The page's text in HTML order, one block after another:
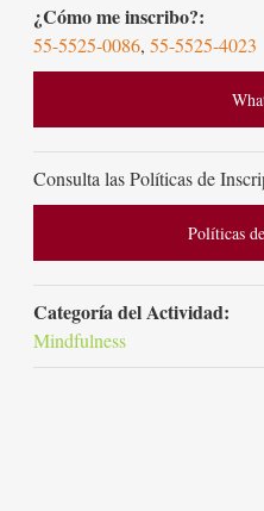
¿Cómo me inscribo?:
55-5525-0086,55-5525-4023
Consulta las Políticas de
Políticas
Categoría del Actividad:
Mindfulness